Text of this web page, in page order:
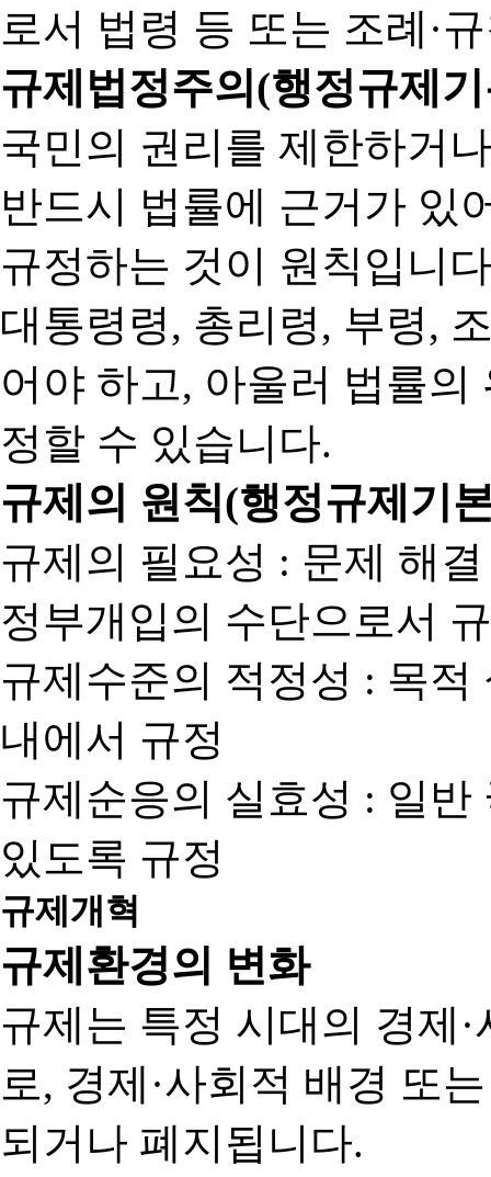
로서 법령 등 또는 조례·
규제법정주의(행정규제
국민의 권리를 제한하거
반드시 법률에 근거가 있
규정하는 것이 원칙입니
대통령령, 총리령, 부령,
어야 하고, 아울러 법률
정할 수 있습니다.
규제의 원칙(행정규제기
규제의 필요성 : 문제 해
정부개입의 수단으로서
규제수준의 적정성 : 목
내에서 규정
규제순응의 실효성 : 일
있도록 규정
규제개혁
규제환경의 변화
규제는 특정 시대의 경제
로, 경제·사회적 배경 또
되거나 폐지됩니다.